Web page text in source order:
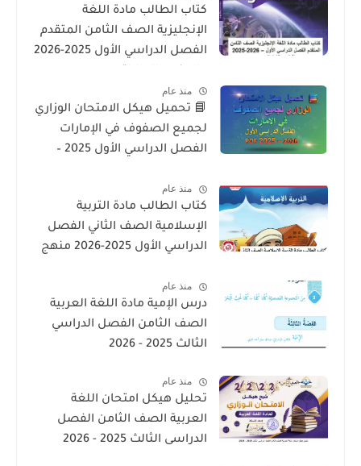
كتاب الطالب مادة اللغة
الإنجليزية الصف الثامن المتقدم
الفصل الدراسي الأول 2025-2026
منذ عام
📘 تحميل هيكل الامتحان الوزاري
لجميع الصفوف في الإمارات
الفصل الدراسي الأول 2025 –
منذ عام
كتاب الطالب مادة التربية
الإسلامية الصف الثاني الفصل
الدراسي الأول 2025-2026 منهج
منذ عام
درس الإمية مادة اللغة العربية
الصف الثامن الفصل الدراسي
الثالث 2025 - 2026
منذ عام
تحليل هيكل امتحان اللغة
العربية الصف الثامن الفصل
الدراسى الثالث 2025 - 2026